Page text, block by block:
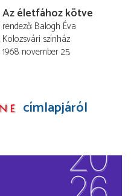
Az életfához kötve
rendező Balogh Éva
Kolozsvári színház
1968. november 25.
címlapjáról